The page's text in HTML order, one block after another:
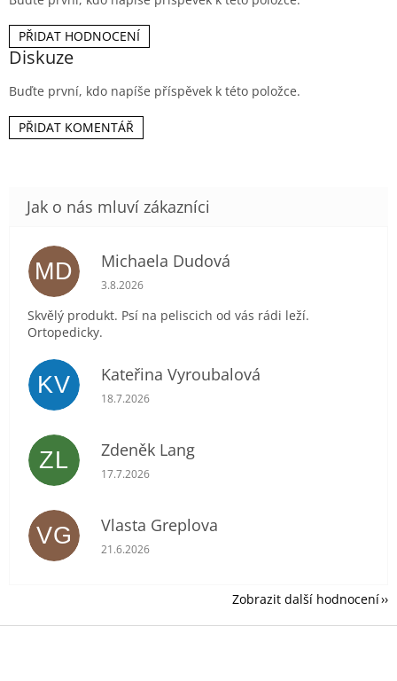
PŘIDAT HODNOCENÍ
Diskuze
Buďte první, kdo napíše příspěvek k této položce.
PŘIDAT KOMENTÁŘ
MD Michaela Dudová
Hodnocení obchodu je 5 z 5 hvězdiček.
3.8.2026
Skvělý produkt. Psí na peliscich od vás rádi leží.
Ortopedicky.
KV Kateřina Vyroubalová
Hodnocení obchodu je 5 z 5 hvězdiček.
18.7.2026
ZL Zdeněk Lang
Hodnocení obchodu je 5 z 5 hvězdiček.
17.7.2026
VG Vlasta Greplova
Hodnocení obchodu je 5 z 5 hvězdiček.
21.6.2026
Zobrazit další hodnocení
Z